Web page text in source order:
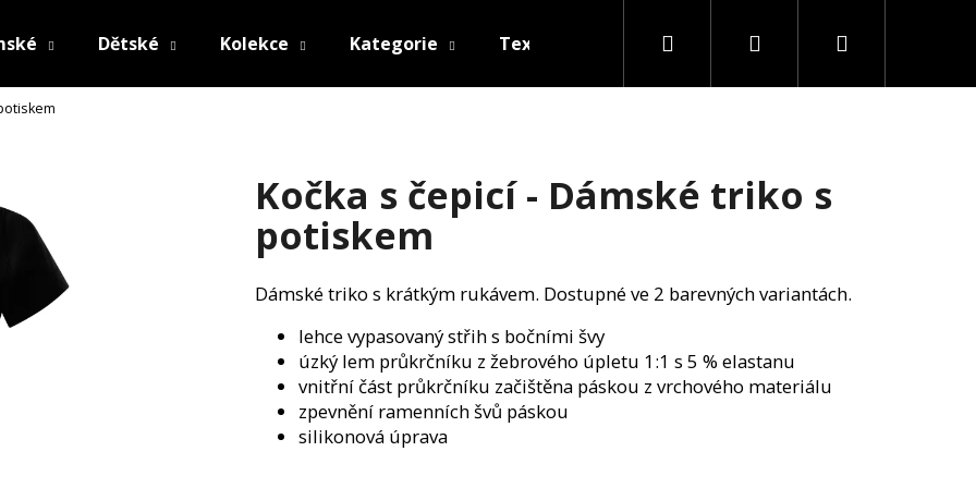
Dětské Kolekce Kategorie Textil na přání Hledat PřihlášeníNákupní
Kočka s čepicí - Dámské triko s
potiskem
Dámské triko s krátkým rukávem. Dostupné ve 2 barevných variantách.
lehce vypasovaný střih s bočními švy
úzký lem průkrčníku z žebrového úpletu 1:1 s 5 % elastanu
vnitřní část průkrčníku začištěna páskou z vrchového materiálu
zpevnění ramenních švů páskou
silikonová úprava
Co potřebujete najít?
HLEDAT